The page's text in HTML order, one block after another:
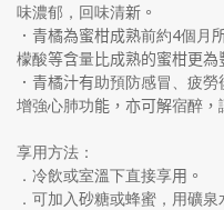
味濃郁，回味清新。
．青橘為蜜柑成熟前約4個月
檬酸等含量比成熟的蜜柑更為
．青橘汁有助預防感冒、疲勞
增強心肺功能，亦可解宿醉 ，
享用方法：
． 冷飲或室溫下直接享用。
． 可加入砂糖或蜂蜜，用礦泉